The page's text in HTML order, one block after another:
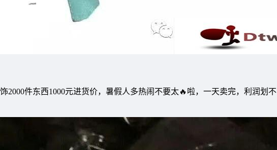
件东西1000元进货价，暑假人多热闹不要太🔥啦，一天卖完，利润划不